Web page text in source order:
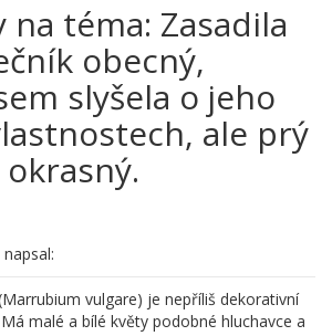
na téma: Zasadila
obecný,
slyšela o jeho
ale prý
vulgare) je nepříliš dekorativní
malé a bílé květy podobné hluchavce a